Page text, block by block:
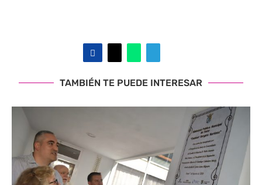
TAMBIÉN TE PUEDE INTERESAR